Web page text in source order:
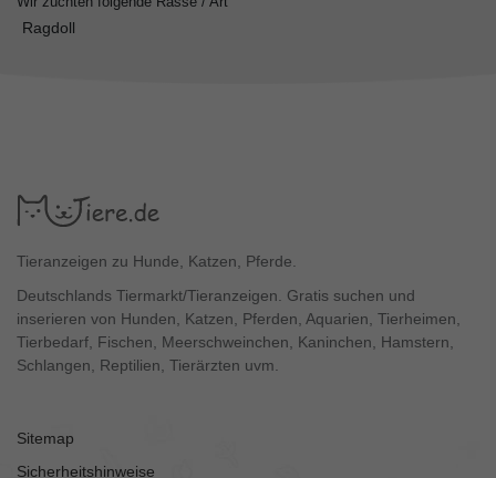
Ragdoll
Tieranzeigen zu Hunde, Katzen, Pferde.
Deutschlands Tiermarkt/Tieranzeigen. Gratis suchen und
inserieren von Hunden, Katzen, Pferden, Aquarien, Tierheimen,
Tierbedarf, Fischen, Meerschweinchen, Kaninchen, Hamstern,
Schlangen, Reptilien, Tierärzten uvm.
Sitemap
Sicherheitshinweise